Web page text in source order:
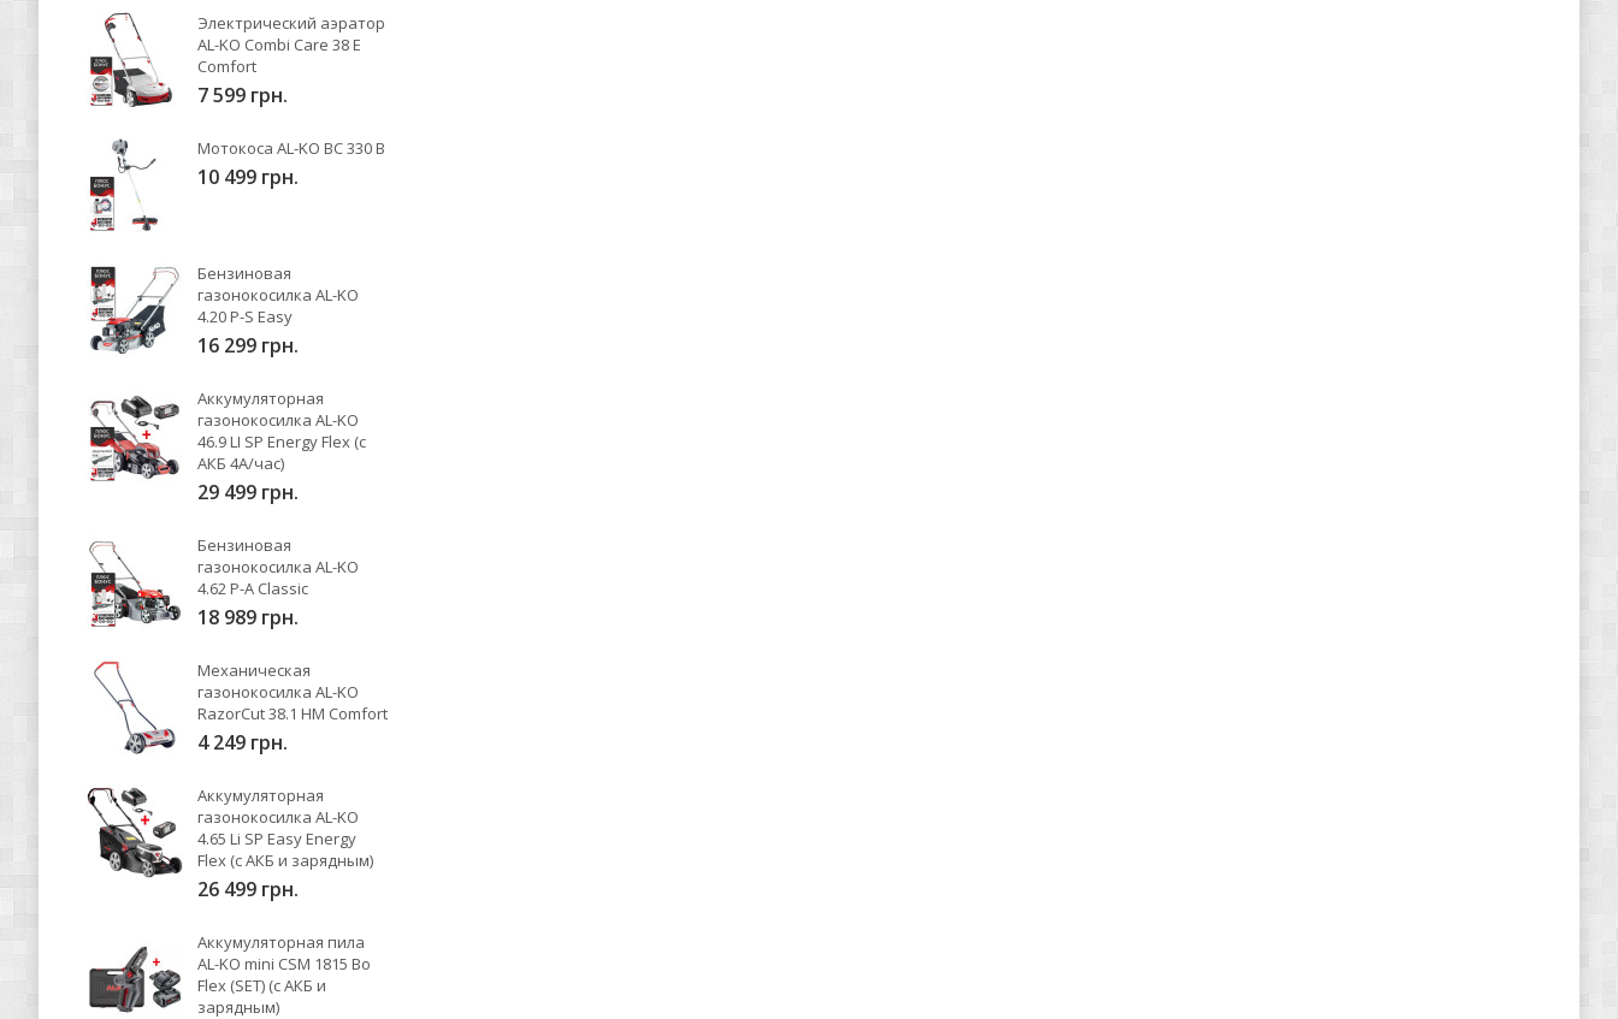
Электрический аэратор
AL-KO Combi Care 38 E
Comfort
7 599 грн.
Мотокоса AL-KO BC 330 B
10 499 грн.
Бензиновая
газонокосилка AL-KO
4.20 P-S Easy
16 299 грн.
Аккумуляторная
газонокосилка AL-KO
46.9 LI SP Energy Flex (с
АКБ 4А/час)
29 499 грн.
Бензиновая
газонокосилка AL-KO
4.62 P-A Classic
18 989 грн.
Механическая
газонокосилка AL-KO
RazorCut 38.1 HM Comfort
4 249 грн.
Аккумуляторная
газонокосилка AL-KO
4.65 Li SP Easy Energy
Flex (с АКБ и зарядным)
26 499 грн.
Аккумуляторная пила
AL-KO mini CSM 1815 Bo
Flex (SET) (с АКБ и
зарядным)